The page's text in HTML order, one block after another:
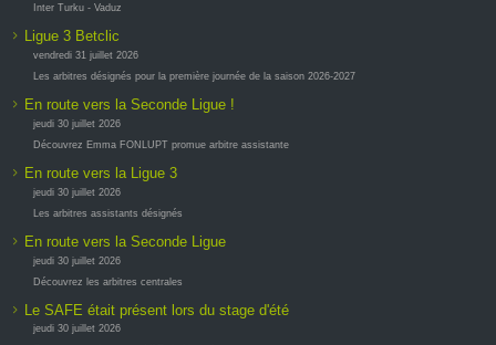
Inter Turku - Vaduz
Ligue 3 Betclic
vendredi 31 juillet 2026
Les arbitres désignés pour la première journée de la saison 2026-2027
En route vers la Seconde Ligue !
jeudi 30 juillet 2026
Découvrez Emma FONLUPT promue arbitre assistante
En route vers la Ligue 3
jeudi 30 juillet 2026
Les arbitres assistants désignés
En route vers la Seconde Ligue
jeudi 30 juillet 2026
Découvrez les arbitres centrales
Le SAFE était présent lors du stage d'été
jeudi 30 juillet 2026